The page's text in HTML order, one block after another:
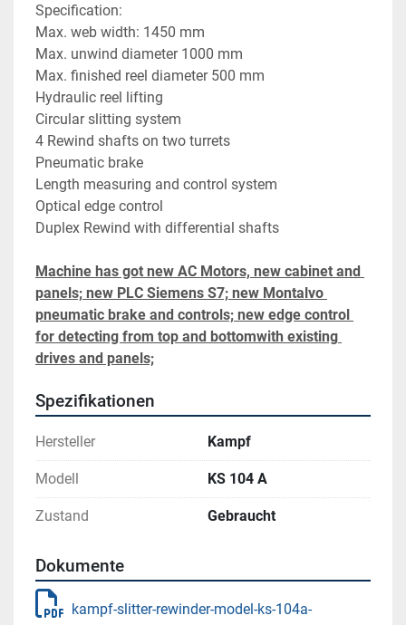
Specification:
Max. web width: 1450 mm
Max. unwind diameter 1000 mm
Max. finished reel diameter 500 mm
Hydraulic reel lifting
Circular slitting system
4 Rewind shafts on two turrets
Pneumatic brake
Length measuring and control system
Optical edge control
Duplex Rewind with differential shafts
Machine has got new AC Motors, new cabinet and
panels; new PLC Siemens S7; new Montalvo
pneumatic brake and controls; new edge control
for detecting from top and bottomwith existing
drives and panels;
Spezifikationen
Hersteller Kampf
Modell KS 104 A
Zustand Gebraucht
Dokumente
kampf-slitter-rewinder-model-ks-104a-